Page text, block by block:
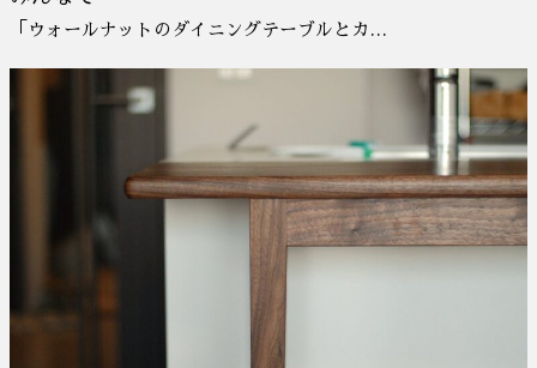
「ウォールナットのダイニングテーブルとカ…